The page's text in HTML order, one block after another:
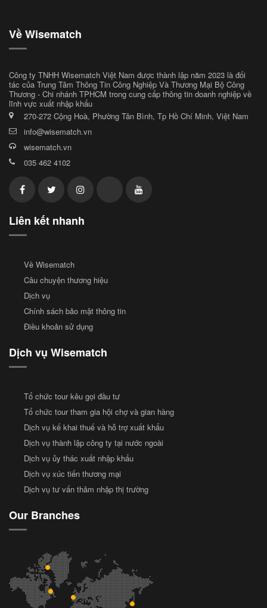
Về Wisematch
Công ty TNHH Wisematch Việt Nam được thành lập năm 2023 là đối
tác của Trung Tâm Thông Tin Công Nghiệp Và Thương Mại Bộ Công
Thương - Chi nhánh TPHCM trong cung cấp thông tin doanh nghiệp về
lĩnh vực xuất nhập khẩu
270-272 Cộng Hoà, Phường Tân Bình, Tp Hồ Chí Minh, Việt Nam
info@wisematch.vn
wisematch.vn
035 462 4102
Liên kết nhanh
Về Wisematch
Câu chuyện thương hiệu
Dịch vụ
Chính sách bảo mật thông tin
Điều khoản sử dụng
Dịch vụ Wisematch
Tổ chức tour kêu gọi đầu tư
Tổ chức tour tham gia hội chợ và gian hàng
Dịch vụ kế khai thuế và hỗ trợ xuất khẩu
Dịch vụ thành lập công ty tại nước ngoài
Dịch vụ ủy thác xuất nhập khẩu
Dịch vụ xúc tiến thương mại
Dịch vụ tư vấn thâm nhập thị trường
Our Branches